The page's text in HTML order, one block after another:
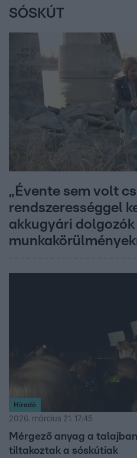
SÓSKÚT
„Évente sem volt
rendszerességgel
akkugyári dolgozók
Híradó
2026. március 21. 17:45
Mérgező anyag a
tiltakoztak a sóskútiak